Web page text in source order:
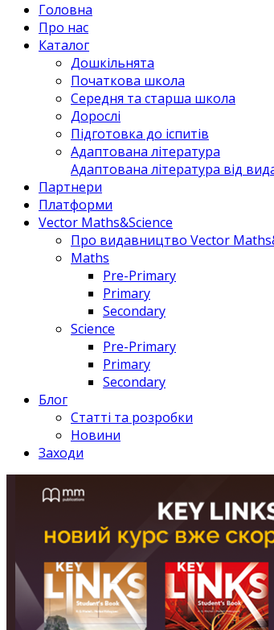
Головна
Про нас
Каталог
Дошкільнята
Початкова школа
Середня та старша школа
Дорослі
Підготовка до іспитів
Адаптована література
Адаптована література від
Партнери
Платформи
Vector Maths&Science
Про видавництво Vector
Maths
Pre-Primary
Primary
Secondary
Science
Pre-Primary
Primary
Secondary
Блог
Статті та розробки
Новини
Заходи